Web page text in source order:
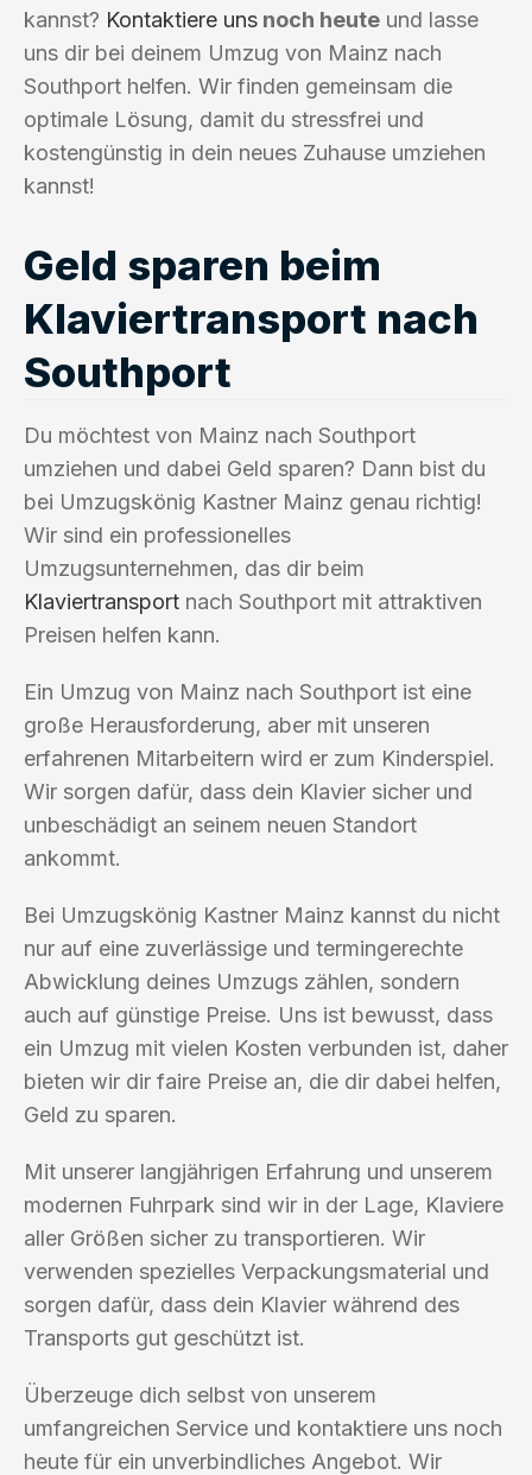
kannst? Kontaktiere uns noch heute und lasse
uns dir bei deinem Umzug von Mainz nach
Southport helfen. Wir finden gemeinsam die
optimale Lösung, damit du stressfrei und
kostengünstig in dein neues Zuhause umziehen
kannst!
Geld sparen beim
Klaviertransport nach
Southport
Du möchtest von Mainz nach Southport
umziehen und dabei Geld sparen? Dann bist du
bei Umzugskönig Kastner Mainz genau richtig!
Wir sind ein professionelles
Umzugsunternehmen, das dir beim
Klaviertransport nach Southport mit attraktiven
Preisen helfen kann.
Ein Umzug von Mainz nach Southport ist eine
große Herausforderung, aber mit unseren
erfahrenen Mitarbeitern wird er zum Kinderspiel.
Wir sorgen dafür, dass dein Klavier sicher und
unbeschädigt an seinem neuen Standort
ankommt.
Bei Umzugskönig Kastner Mainz kannst du nicht
nur auf eine zuverlässige und termingerechte
Abwicklung deines Umzugs zählen, sondern
auch auf günstige Preise. Uns ist bewusst, dass
ein Umzug mit vielen Kosten verbunden ist, daher
bieten wir dir faire Preise an, die dir dabei helfen,
Geld zu sparen.
Mit unserer langjährigen Erfahrung und unserem
modernen Fuhrpark sind wir in der Lage, Klaviere
aller Größen sicher zu transportieren. Wir
verwenden spezielles Verpackungsmaterial und
sorgen dafür, dass dein Klavier während des
Transports gut geschützt ist.
Überzeuge dich selbst von unserem
umfangreichen Service und kontaktiere uns noch
heute für ein unverbindliches Angebot. Wir